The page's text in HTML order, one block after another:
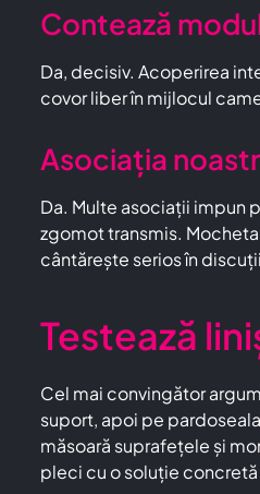
Contează
Da, decisiv. Acoperirea
covor liber în mijlocul
Asociația
Da. Multe asociații impun
zgomot transmis.
cântărește serios în
Testează
Cel mai convingător
suport, apoi pe
măsoară suprafețele și
pleci cu o soluție